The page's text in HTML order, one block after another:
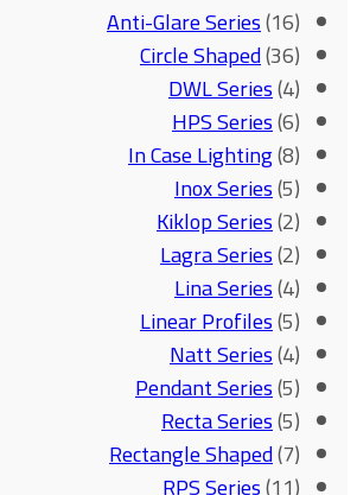
Anti-Glare Series(16)
Circle Shaped(36)
DWL Series(4)
HPS Series(6)
In Case Lighting(8)
Inox Series(5)
Kiklop Series(2)
Lagra Series(2)
Lina Series(4)
Linear Profiles(5)
Natt Series(4)
Pendant Series(5)
Recta Series(5)
Rectangle Shaped(7)